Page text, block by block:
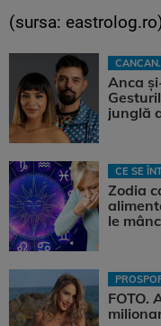
(sursa:
Anca
junglă
CE SE
Zodia
le
FOTO.